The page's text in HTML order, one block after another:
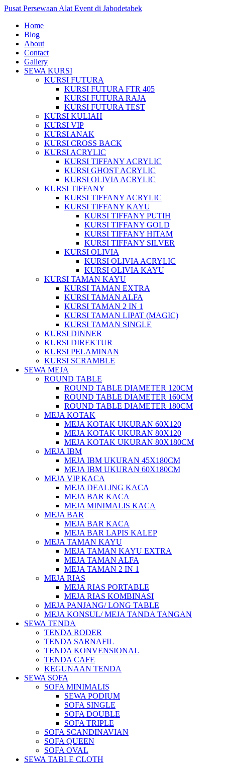
Pusat Persewaan Alat Event di Jabodetabek
Home
Blog
About
Contact
Gallery
SEWA KURSI
KURSI FUTURA
KURSI FUTURA FTR 405
KURSI FUTURA RAJA
KURSI FUTURA TEST
KURSI KULIAH
KURSI VIP
KURSI ANAK
KURSI CROSS BACK
KURSI ACRYLIC
KURSI TIFFANY ACRYLIC
KURSI GHOST ACRYLIC
KURSI OLIVIA ACRYLIC
KURSI TIFFANY
KURSI TIFFANY ACRYLIC
KURSI TIFFANY KAYU
KURSI TIFFANY PUTIH
KURSI TIFFANY GOLD
KURSI TIFFANY HITAM
KURSI TIFFANY SILVER
KURSI OLIVIA
KURSI OLIVIA ACRYLIC
KURSI OLIVIA KAYU
KURSI TAMAN KAYU
KURSI TAMAN EXTRA
KURSI TAMAN ALFA
KURSI TAMAN 2 IN 1
KURSI TAMAN LIPAT (MAGIC)
KURSI TAMAN SINGLE
KURSI DINNER
KURSI DIREKTUR
KURSI PELAMINAN
KURSI SCRAMBLE
SEWA MEJA
ROUND TABLE
ROUND TABLE DIAMETER 120CM
ROUND TABLE DIAMETER 160CM
ROUND TABLE DIAMETER 180CM
MEJA KOTAK
MEJA KOTAK UKURAN 60X120
MEJA KOTAK UKURAN 80X120
MEJA KOTAK UKURAN 80X180CM
MEJA IBM
MEJA IBM UKURAN 45X180CM
MEJA IBM UKURAN 60X180CM
MEJA VIP KACA
MEJA DEALING KACA
MEJA BAR KACA
MEJA MINIMALIS KACA
MEJA BAR
MEJA BAR KACA
MEJA BAR LAPIS KALEP
MEJA TAMAN KAYU
MEJA TAMAN KAYU EXTRA
MEJA TAMAN ALFA
MEJA TAMAN 2 IN 1
MEJA RIAS
MEJA RIAS PORTABLE
MEJA RIAS KOMBINASI
MEJA PANJANG/ LONG TABLE
MEJA KONSUL/ MEJA TANDA TANGAN
SEWA TENDA
TENDA RODER
TENDA SARNAFIL
TENDA KONVENSIONAL
TENDA CAFE
KEGUNAAN TENDA
SEWA SOFA
SOFA MINIMALIS
SEWA PODIUM
SOFA SINGLE
SOFA DOUBLE
SOFA TRIPLE
SOFA SCANDINAVIAN
SOFA QUEEN
SOFA OVAL
SEWA TABLE CLOTH